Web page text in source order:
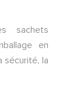
sachets
en
sécurité, la